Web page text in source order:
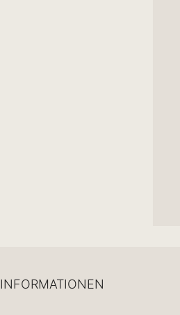
INFORMATIONEN